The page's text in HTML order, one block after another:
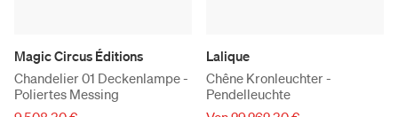
Magic Circus Éditions
Chandelier 01 Deckenlampe -
Poliertes Messing
Lalique
Chêne Kronleuchter -
Pendelleuchte